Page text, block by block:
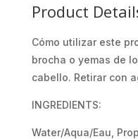
Product
Cómo utilizar este
brocha o yemas de
cabello. Retirar con
INGREDIENTS:
Water/Aqua/Eau,